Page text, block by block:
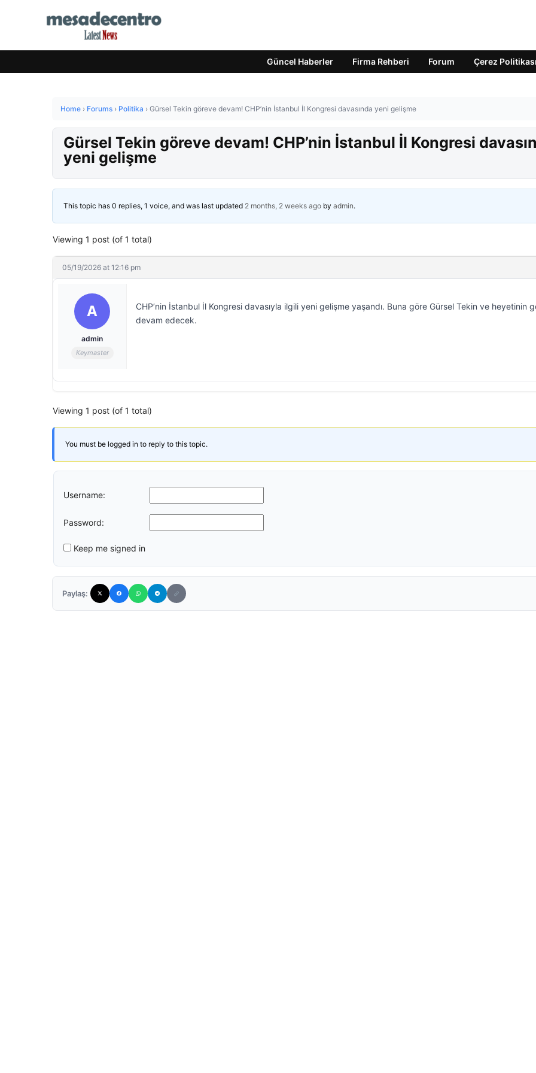
Güncel Haberler Firma Rehberi Forum Çerez Politikası
Home › Forums › Politika › Gürsel Tekin göreve devam! CHP’nin İstanbul İl Kongresi davasında yeni gelişme
Gürsel Tekin göreve devam! CHP’nin İstanbul İl Kongresi
yeni gelişme
This topic has 0 replies, 1 voice, and was last updated 2 months, 2 weeks ago by admin.
Viewing 1 post (of 1 total)
05/19/2026 at 12:16 pm
A
admin
Keymaster
CHP’nin İstanbul İl Kongresi davasıyla ilgili yeni gelişme yaşandı. Buna göre Gürsel Tekin ve heyetinin
devam edecek.
Viewing 1 post (of 1 total)
You must be logged in to reply to this topic.
Username:
Password:
Keep me signed in
Paylaş: